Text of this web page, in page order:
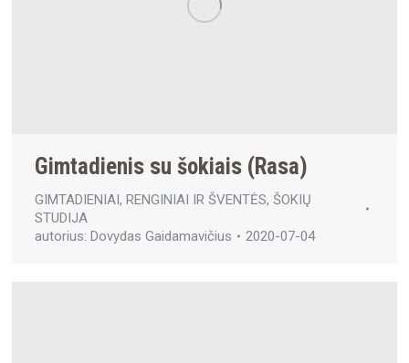
Gimtadienis su šokiais (Rasa)
GIMTADIENIAI , RENGINIAI IR ŠVENTĖS, ŠOKIŲ
STUDIJA
autorius: Dovydas Gaidamavičius 2020-07-04